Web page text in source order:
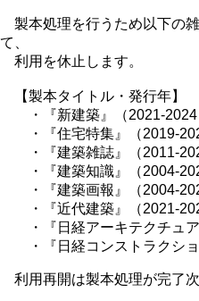
製本処理を行うため以下の
て、
利用を休止します。
【製本タイトル・発行年】
・『新建築』（2021-2024
・『住宅特集』（2019-
・『建築雑誌』（2011-
・『建築知識』（2004-
・『建築画報』（2004-
・『近代建築』（2021-
・『日経アーキテクチュア
・『日経コンストラクショ
利用再開は製本処理が完了次